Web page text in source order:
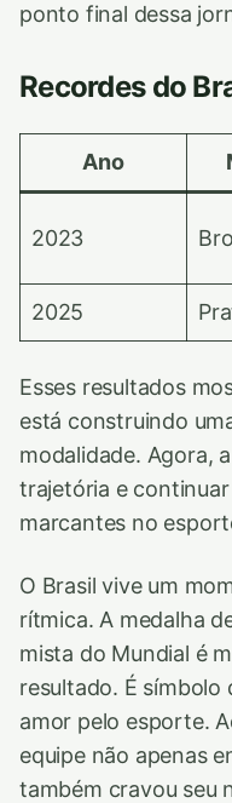
ponto final dessa
Recordes do
Ano
2023
2025
Esses resultados
está construindo
modalidade. Agora,
trajetória e
marcantes no
O Brasil vive um
rítmica. A medalha
mista do Mundial é
resultado. É símbolo
amor pelo esporte.
equipe não apenas
também cravou seu